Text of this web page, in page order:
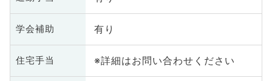
学会補助 有り
住宅手当 ※詳細はお問い合わせください